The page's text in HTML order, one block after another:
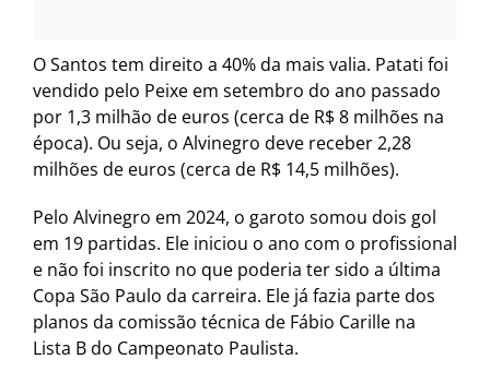
O Santos tem direito a 40% da mais valia. Patati foi
vendido pelo Peixe em setembro do ano passado
por 1,3 milhão de euros (cerca de R$ 8 milhões na
época). Ou seja, o Alvinegro deve receber 2,28
milhões de euros (cerca de R$ 14,5 milhões).
Pelo Alvinegro em 2024, o garoto somou dois gol
em 19 partidas. Ele iniciou o ano com o profissional
e não foi inscrito no que poderia ter sido a última
Copa São Paulo da carreira. Ele já fazia parte dos
planos da comissão técnica de Fábio Carille na
Lista B do Campeonato Paulista.